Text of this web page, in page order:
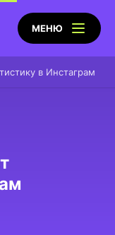
МЕНЮ
в Инстаграм